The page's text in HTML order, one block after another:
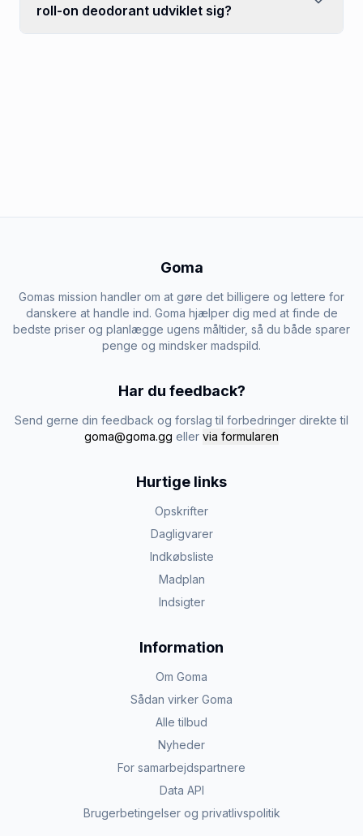
roll-on deodorant udviklet sig?
Goma
Gomas mission handler om at gøre det billigere og lettere for
danskere at handle ind. Goma hjælper dig med at finde de
bedste priser og planlægge ugens måltider, så du både sparer
penge og mindsker madspild.
Har du feedback?
Send gerne din feedback og forslag til forbedringer direkte til
goma@goma.gg eller via formularen
Hurtige links
Opskrifter
Dagligvarer
Indkøbsliste
Madplan
Indsigter
Information
Om Goma
Sådan virker Goma
Alle tilbud
Nyheder
For samarbejdspartnere
Data API
Brugerbetingelser og privatlivspolitik